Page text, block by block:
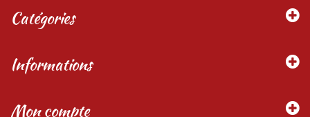
Catégories
Informations
Mon compte